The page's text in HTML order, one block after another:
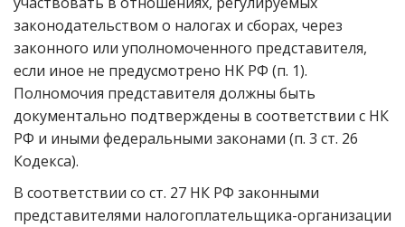
законодательством о налогах и сборах, через
законного или уполномоченного представителя,
если иное не предусмотрено НК РФ (п. 1).
Полномочия представителя должны быть
документально подтверждены в соответствии с НК
РФ и иными федеральными законами (п. 3 ст. 26
Кодекса).
В соответствии со ст. 27 НК РФ законными
представителями налогоплательщика-организации